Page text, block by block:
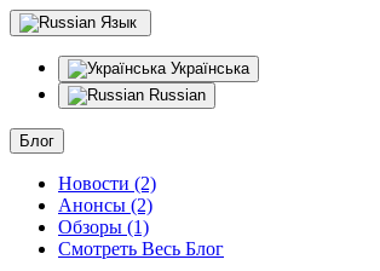
Язык
Українська
Russian
Блог
Новости (2)
Анонсы (2)
Обзоры (1)
Смотреть Весь Блог